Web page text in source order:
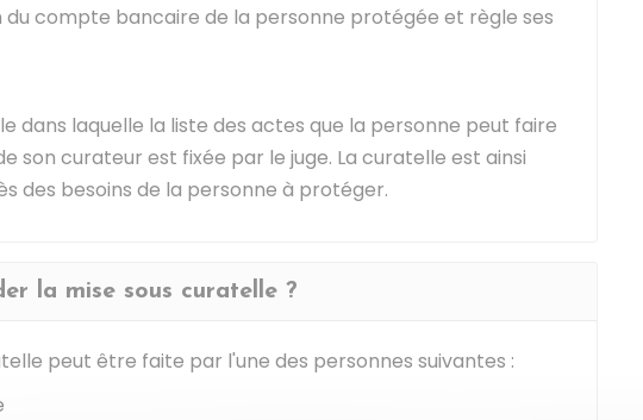
du compte bancaire de la personne protégée et règle ses
dans laquelle la liste des actes que la personne peut faire
son curateur est fixée par le juge. La curatelle est ainsi
des besoins de la personne à protéger.
la mise sous curatelle ?
peut être faite par l'une des personnes suivantes :